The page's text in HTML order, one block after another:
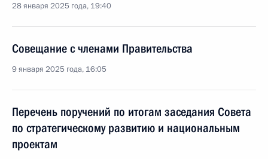
28 января 2025 года, 19:40
Совещание с членами Правительства
9 января 2025 года, 16:05
Перечень поручений по итогам заседания Совета
по стратегическому развитию и национальным
проектам